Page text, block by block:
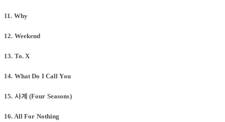
11. Why
12. Weekend
13. To. X
14. What Do I Call You
15. 사계 (Four Seasons)
16. All For Nothing